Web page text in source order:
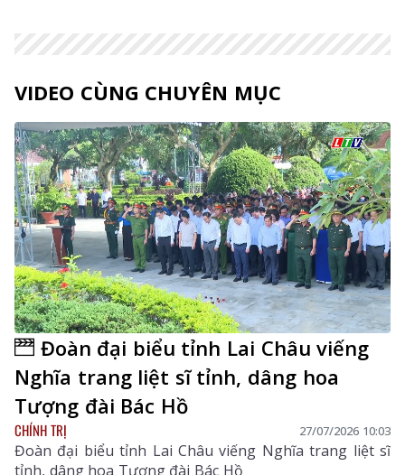
VIDEO CÙNG CHUYÊN MỤC
Đoàn đại biểu tỉnh Lai Châu viếng
Nghĩa trang liệt sĩ tỉnh, dâng hoa
Tượng đài Bác Hồ
CHÍNH TRỊ 27/07/2026 10:03
Đoàn đại biểu tỉnh Lai Châu viếng Nghĩa trang liệt sĩ
tỉnh, dâng hoa Tượng đài Bác Hồ